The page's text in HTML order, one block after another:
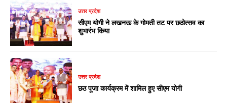
उत्तर प्रदेश
सीएम योगी ने लखनऊ के गोमती तट पर छठोत्सव का
शुभारंभ किया
उत्तर प्रदेश
छठ पूजा कार्यक्रम में शामिल हुए सीएम योगी